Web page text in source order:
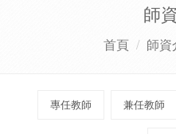
師
首頁 師資
專任教師 兼任教師